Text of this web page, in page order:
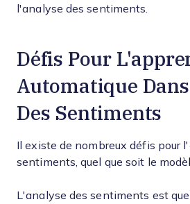
l'analyse des sentiments.
Défis Pour
Automatique
Des Sentiments
Il existe de nombreux défis pour
sentiments, quel que soit le
L'analyse des sentiments est